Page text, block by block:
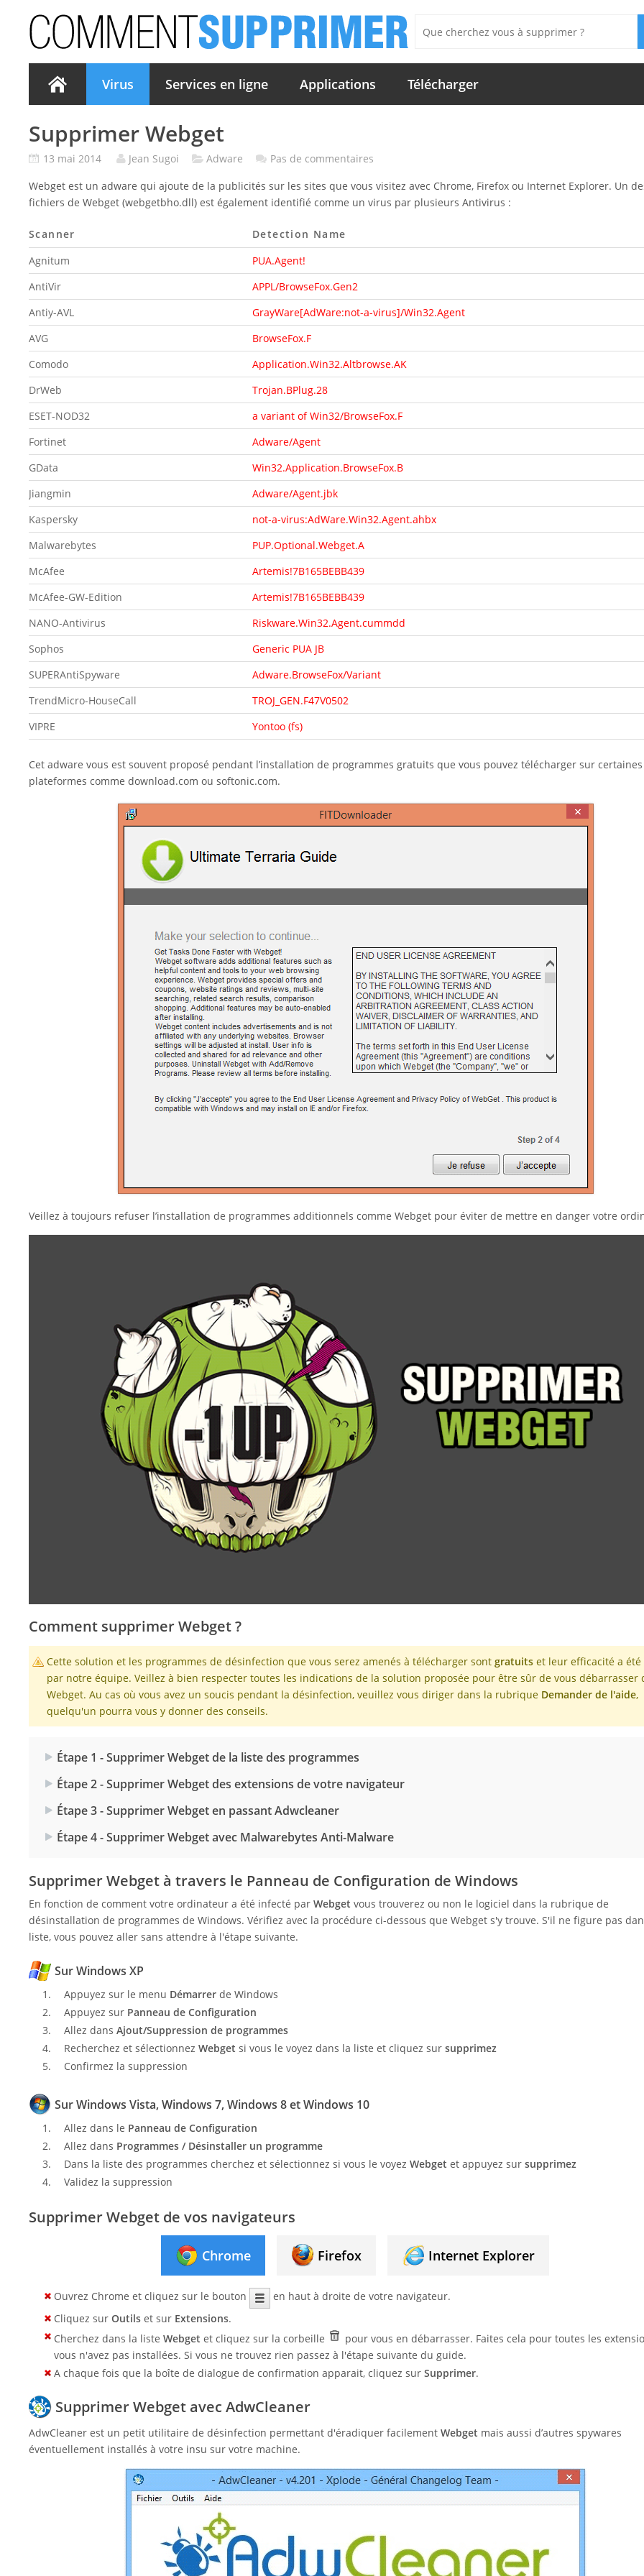
Virus Services en ligne Applications Télécharger
Supprimer Webget
13 mai 2014 Jean Sugoi Adware
Pas de commentaires
Webget est un adware qui ajoute de la publicités sur les sites que vous visitez avec Chrome, Firefox ou Internet Explorer. Un
fichiers de Webget (webgetbho.dll) est également identifié comme un virus par plusieurs Antivirus :
Scanner
Detection Name
Agnitum
PUA.Agent!
AntiVir
APPL/BrowseFox.Gen2
Antiy-AVL
GrayWare[AdWare:not-a-virus]/Win32.Agent
AVG
BrowseFox.F
Comodo
Application.Win32.Altbrowse.AK
DrWeb
Trojan.BPlug.28
ESET-NOD32
a variant of Win32/BrowseFox.F
Fortinet
Adware/Agent
GData
Win32.Application.BrowseFox.B
Jiangmin
Adware/Agent.jbk
Kaspersky
not-a-virus:AdWare.Win32.Agent.ahbx
Malwarebytes
PUP.Optional.Webget.A
McAfee
Artemis!7B165BEBB439
McAfee-GW-Edition
Artemis!7B165BEBB439
NANO-Antivirus
Riskware.Win32.Agent.cummdd
Sophos
Generic PUA JB
SUPERAntiSpyware
Adware.BrowseFox/Variant
TrendMicro-HouseCall
TROJ_GEN.F47V0502
VIPRE
Yontoo (fs)
Cet adware vous est souvent proposé pendant l’installation de programmes gratuits que vous pouvez télécharger sur certaines
plateformes comme download.com ou softonic.com.
Veillez à toujours refuser l’installation de programmes additionnels comme Webget pour éviter de mettre en danger votre
Comment supprimer Webget ?
Cette solution et les programmes de désinfection que vous serez amenés à télécharger sont gratuits et leur efficacité a été
par notre équipe. Veillez à bien respecter toutes les indications de la solution proposée pour être sûr de vous débarrasser
Webget. Au cas où vous avez un soucis pendant la désinfection, veuillez vous diriger dans la rubrique Demander de l'aide,
quelqu'un pourra vous y donner des conseils.
Étape 1 - Supprimer Webget de la liste des programmes
Étape 2 - Supprimer Webget des extensions de votre navigateur
Étape 3 - Supprimer Webget en passant Adwcleaner
Étape 4 - Supprimer Webget avec Malwarebytes Anti-Malware
Supprimer Webget à travers le Panneau de Configuration de Windows
En fonction de comment votre ordinateur a été infecté par Webget vous trouverez ou non le logiciel dans la rubrique de
désinstallation de programmes de Windows. Vérifiez avec la procédure ci-dessous que Webget s'y trouve. S'il ne figure pas
liste, vous pouvez aller sans attendre à l'étape suivante.
Sur Windows XP
Appuyez sur le menu Démarrer de Windows
Appuyez sur Panneau de Configuration
Allez dans Ajout/Suppression de programmes
Recherchez et sélectionnez Webget si vous le voyez dans la liste et cliquez sur supprimez
Confirmez la suppression
Sur Windows Vista, Windows 7, Windows 8 et Windows 10
Allez dans le Panneau de Configuration
Allez dans Programmes / Désinstaller un programme
Dans la liste des programmes cherchez et sélectionnez si vous le voyez Webget et appuyez sur supprimez
Validez la suppression
Supprimer Webget de vos navigateurs
Chrome Firefox Internet Explorer
Ouvrez Chrome et cliquez sur le bouton
en haut à droite de votre navigateur.
Cliquez sur Outils et sur Extensions.
Cherchez dans la liste Webget et cliquez sur la corbeille
pour vous en débarrasser. Faites cela pour toutes les
vous n'avez pas installées. Si vous ne trouvez rien passez à l'étape suivante du guide.
A chaque fois que la boîte de dialogue de confirmation apparait, cliquez sur Supprimer.
Supprimer Webget avec AdwCleaner
AdwCleaner est un petit utilitaire de désinfection permettant d'éradiquer facilement Webget mais aussi d’autres spywares
éventuellement installés à votre insu sur votre machine.